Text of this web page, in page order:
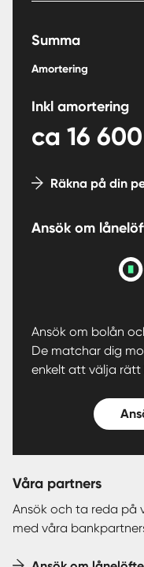
Summa
Amortering
Inkl amortering
ca 16 600
Räkna på din
Ansök om
Ansök om bolån
De matchar dig
enkelt att välja rätt
Våra partners
Ansök och ta reda på
med våra